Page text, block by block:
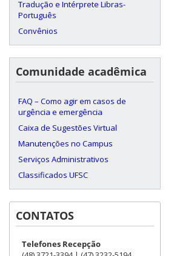
Tradução e Intérprete Libras-
Português
Convênios
Comunidade acadêmica
FAQ – Como agir em casos de
urgência e emergência
Caixa de Sugestões Virtual
Manutenções no Campus
Serviços Administrativos
Classificados UFSC
CONTATOS
Telefones Recepção